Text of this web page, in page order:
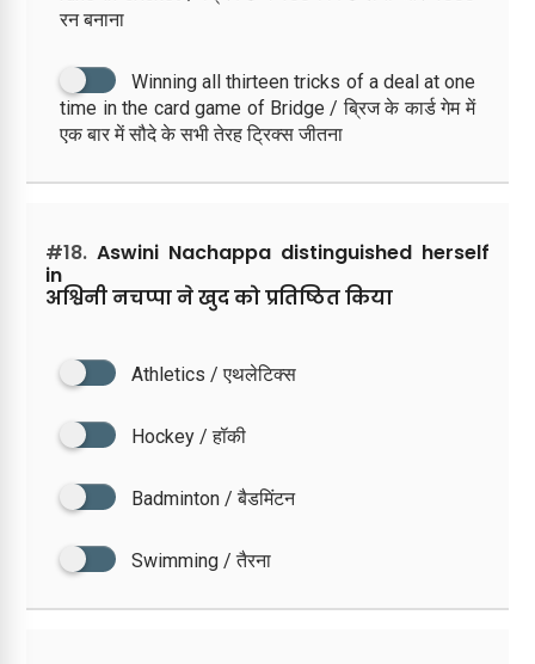
रन बनाना
Winning all thirteen tricks of a deal at one
time in the card game of Bridge / ब्रिज के कार्ड गेम में
एक बार में सौदे के सभी तेरह ट्रिक्स जीतना
#18. Aswini Nachappa distinguished herself
in
अश्विनी नचप्पा ने खुद को प्रतिष्ठित किया
Athletics / एथलेटिक्स
Hockey / हॉकी
Badminton / बैडमिंटन
Swimming / तैरना